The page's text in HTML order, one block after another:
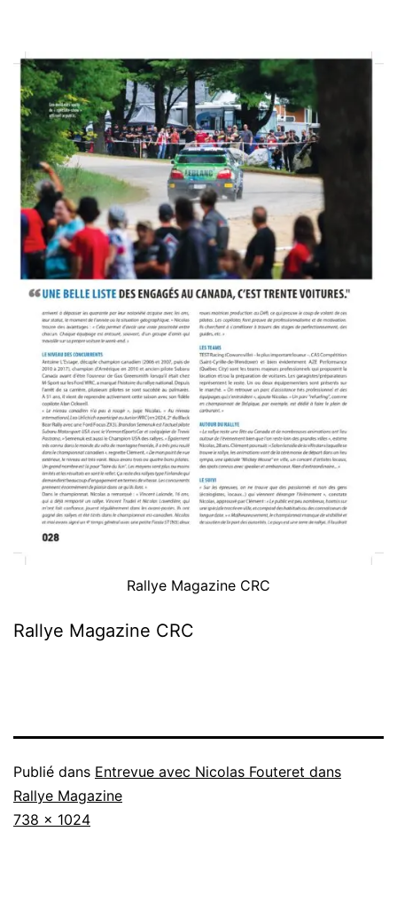
Rallye Magazine CRC
Rallye Magazine CRC
Publié dans Entrevue avec Nicolas Fouteret dans
Rallye Magazine
Taille
738 × 1024